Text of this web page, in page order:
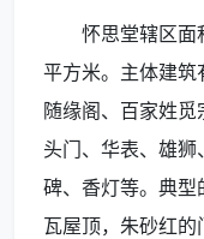
怀思堂辖区面
平方米。主体建筑
随缘阁、百家姓
头门、华表、雄狮
碑、香灯等。典型
瓦屋顶，朱砂红的